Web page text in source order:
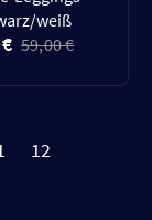
weiß
59,00 €
12